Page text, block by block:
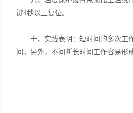
键4秒以上复位。
十、实践表明：短时间的多次工作
间。另外，不间断长时间工作容易形